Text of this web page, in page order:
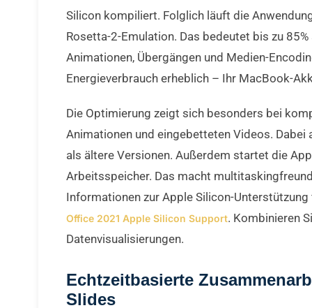
Silicon kompiliert. Folglich läuft die
Rosetta-2-Emulation. Das bedeutet bis zu
Animationen, Übergängen und Medien-
Energieverbrauch erheblich – Ihr MacBook-
Die Optimierung zeigt sich besonders bei
Animationen und eingebetteten Videos.
als ältere Versionen. Außerdem startet die
Arbeitsspeicher. Das macht
Informationen zur Apple Silicon-
Office 2021 Apple Silicon Support. Kombinieren
Datenvisualisierungen.
Echtzeitbasierte
Slides